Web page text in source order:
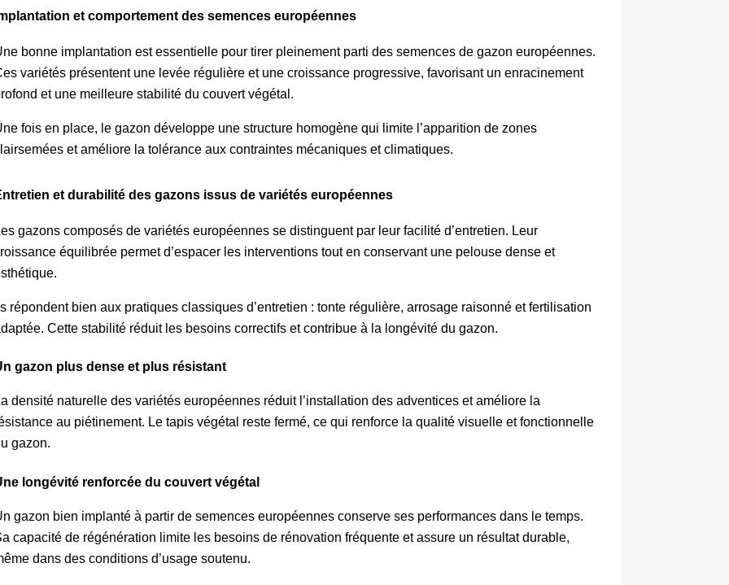
et comportement des semences européennes
bonne implantation est essentielle pour tirer pleinement parti des semences de gazon européennes.
variétés présentent une levée régulière et une croissance progressive, favorisant un enracinement
et une meilleure stabilité du couvert végétal.
fois en place, le gazon développe une structure homogène qui limite l’apparition de zones
et améliore la tolérance aux contraintes mécaniques et climatiques.
et durabilité des gazons issus de variétés européennes
gazons composés de variétés européennes se distinguent par leur facilité d’entretien. Leur
équilibrée permet d’espacer les interventions tout en conservant une pelouse dense et
répondent bien aux pratiques classiques d’entretien : tonte régulière, arrosage raisonné et fertilisation
Cette stabilité réduit les besoins correctifs et contribue à la longévité du gazon.
gazon plus dense et plus résistant
densité naturelle des variétés européennes réduit l’installation des adventices et améliore la
au piétinement. Le tapis végétal reste fermé, ce qui renforce la qualité visuelle et fonctionnelle
gazon.
longévité renforcée du couvert végétal
gazon bien implanté à partir de semences européennes conserve ses performances dans le temps.
capacité de régénération limite les besoins de rénovation fréquente et assure un résultat durable,
dans des conditions d’usage soutenu.